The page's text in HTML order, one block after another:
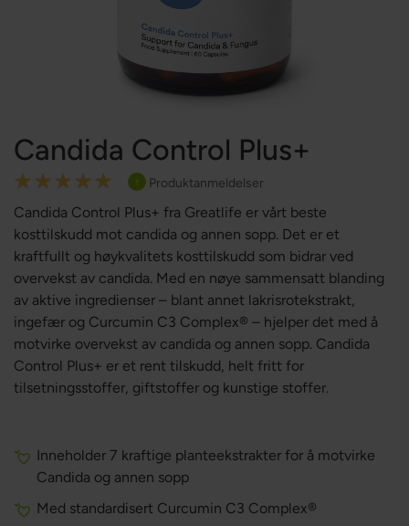
Candida Control Plus+
Rating:
100
% of100
1 Produktanmeldelser
Candida Control Plus+ fra Greatlife er vårt beste
kosttilskudd mot candida og annen sopp. Det er et
kraftfullt og høykvalitets kosttilskudd som bidrar ved
overvekst av candida. Med en nøye sammensatt blanding
av aktive ingredienser – blant annet lakrisrotekstrakt,
ingefær og Curcumin C3 Complex® – hjelper det med å
motvirke overvekst av candida og annen sopp. Candida
Control Plus+ er et rent tilskudd, helt fritt for
tilsetningsstoffer, giftstoffer og kunstige stoffer.
Inneholder 7 kraftige planteekstrakter for å motvirke
Candida og annen sopp
Med standardisert Curcumin C3 Complex®